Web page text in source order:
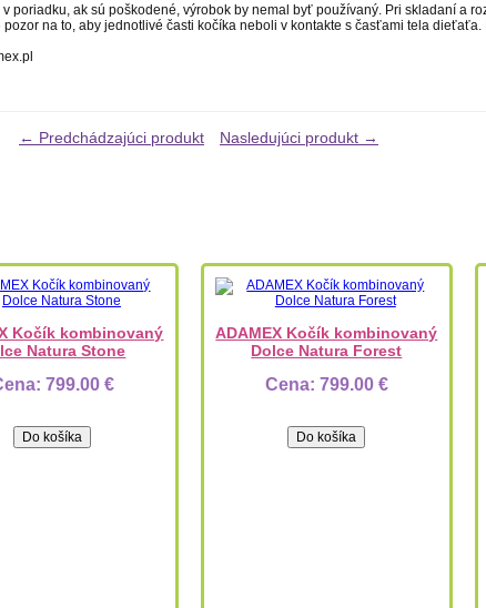
poriadku, ak sú poškodené, výrobok by nemal byť používaný. Pri skladaní a
na to, aby jednotlivé časti kočíka neboli v kontakte s časťami tela dieťaťa.
← Predchádzajúci produkt Nasledujúci produkt →
Kočík kombinovaný
Natura Stone
799.00 €
ADAMEX Kočík kombinovaný
Dolce Natura Forest
Cena: 799.00 €